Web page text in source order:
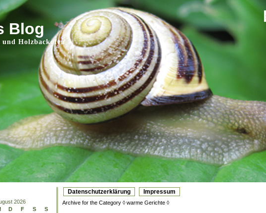
Blog
und Holzbackofen
Datenschutzerklärung Impressum
2026
D F S
S
Archive for the Category ◊ warme Gerichte ◊